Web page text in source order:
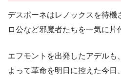
デスポーネはレノックスを待機
ロ公など邪魔者たちを一気に片
エフモントを出発したアデルも
よって革命を明日に控えた今日